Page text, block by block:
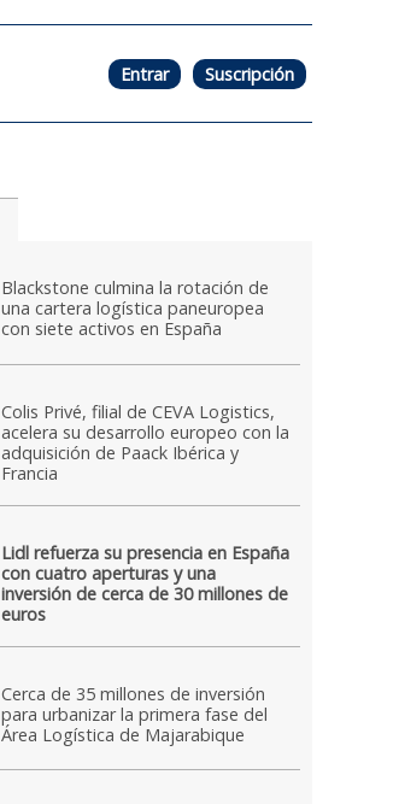
Entrar Suscripción
Blackstone culmina la rotación de
una cartera logística paneuropea
con siete activos en España
Colis Privé, filial de CEVA Logistics,
acelera su desarrollo europeo con la
adquisición de Paack Ibérica y
Francia
Lidl refuerza su presencia en España
con cuatro aperturas y una
inversión de cerca de 30 millones de
euros
Cerca de 35 millones de inversión
para urbanizar la primera fase del
Área Logística de Majarabique